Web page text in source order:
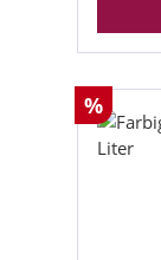
Rabatt
%